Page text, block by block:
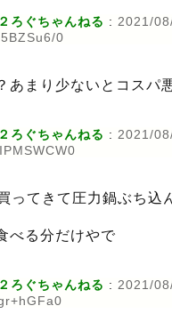
ろぐちゃんねる : 2021/
0
あまり少ないとコスパ
ろぐちゃんねる : 2021/
ってきて圧力鍋ぶち込
べる分だけやで
ろぐちゃんねる : 2021/